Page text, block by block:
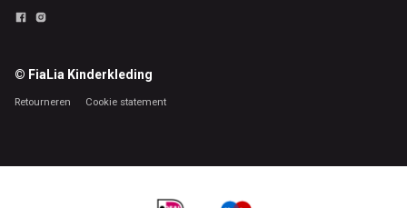
© FiaLia Kinderkleding
Retourneren Cookie statement